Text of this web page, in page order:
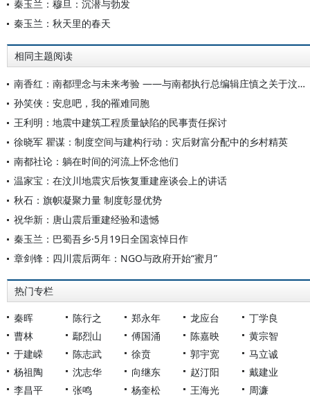
秦玉兰：穆旦：沉潜与勃发
秦玉兰：秋天里的春天
相同主题阅读
南香红：南都理念与未来考验 ——与南都执行总编辑庄慎之关于汶川地震报道的对话
孙笑侠：安息吧，我的罹难同胞
王利明：地震中建筑工程质量缺陷的民事责任探讨
徐晓军 瞿谋：制度空间与建构行动：灾后财富分配中的乡村精英
南都社论：躺在时间的河流上怀念他们
温家宝：在汶川地震灾后恢复重建座谈会上的讲话
秋石：旗帜凝聚力量 制度彰显优势
祝华新：唐山震后重建经验和遗憾
秦玉兰：巴蜀吾乡·5月19日全国哀悼日作
章剑锋：四川震后两年：NGO与政府开始“蜜月”
热门专栏
秦晖 陈行之 郑永年 龙应台
丁学良
曹林
鄢烈山 傅国涌 陈嘉映
黄宗智
于建嵘
陈志武 徐贲 郭宇宽
马立诚
杨祖陶
沈志华 向继东 赵汀阳
戴建业
李昌平
张鸣 杨奎松 王海光
周濂